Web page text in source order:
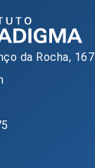
da Rocha, 167